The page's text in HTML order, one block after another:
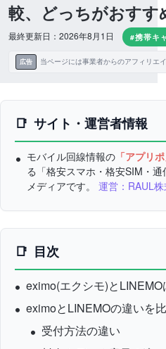
較、どっちがおすす
最終更新日：2026年8月1日 #携帯キ
広告 当ページには事業者からのアフィリエ
サイト・運営者情報
モバイル回線情報の 「アプリポ
る「格安スマホ・格安SIM・
メディアです。 運営：RAUL
目次
eximo(エクシモ)と
eximoとLINEMOの違いを
受付方法の違い